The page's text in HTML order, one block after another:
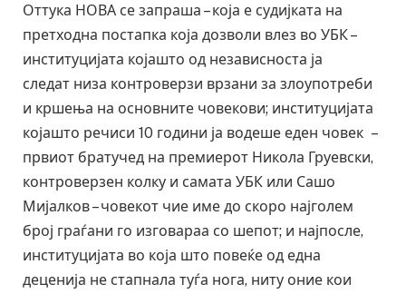
Оттука НОВА се запраша – која е судијката на
претходна постапка која дозволи влез во УБК –
институцијата којашто од независноста ја
следат низа контроверзи врзани за злоупотреби
и кршења на основните човекови; институцијата
којашто речиси 10 години ја водеше еден човек –
првиот братучед на премиерот Никола Груевски,
контроверзен колку и самата УБК или Сашо
Мијалков – човекот чие име до скоро најголем
број граѓани го изговараа со шепот; и најпосле,
институцијата во која што повеќе од една
деценија не стапнала туѓа нога, ниту оние кои